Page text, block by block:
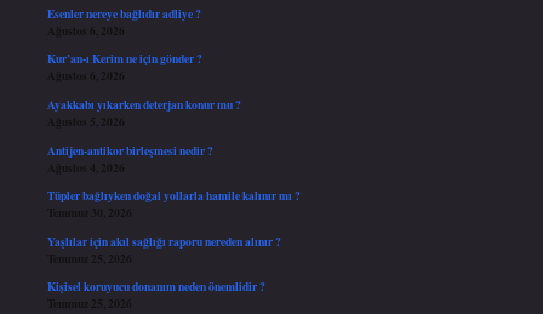
Esenler nereye bağlıdır adliye ?
Ağustos 6, 2026
Kur’an-ı Kerim ne için gönder ?
Ağustos 6, 2026
Ayakkabı yıkarken deterjan konur mu ?
Ağustos 5, 2026
Antijen-antikor birleşmesi nedir ?
Ağustos 4, 2026
Tüpler bağlıyken doğal yollarla hamile kalınır mı ?
Temmuz 30, 2026
Yaşlılar için akıl sağlığı raporu nereden alınır ?
Temmuz 25, 2026
Kişisel koruyucu donanım neden önemlidir ?
Temmuz 25, 2026